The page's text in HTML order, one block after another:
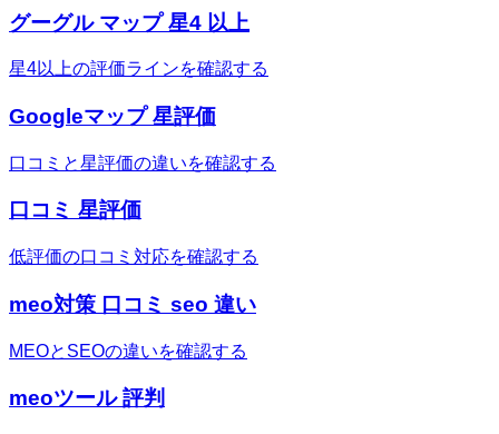
グーグル マップ 星4 以上
星4以上の評価ラインを確認する
Googleマップ 星評価
口コミと星評価の違いを確認する
口コミ 星評価
低評価の口コミ対応を確認する
meo対策 口コミ seo 違い
MEOとSEOの違いを確認する
meoツール 評判